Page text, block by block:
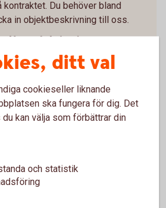
kontraktet. Du behöver bland
in objektbeskrivning till oss.
är det mycket att ta
Boka gärna en bolånerådgivning
går vi igenom allt du behöver
din nya bostad som till
försäkringar och
juridiken
ditt val
cookieseller liknande
ska fungera för dig. Det
kan välja som förbättrar din
och statistik